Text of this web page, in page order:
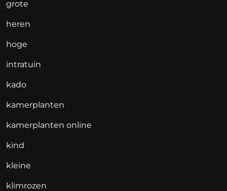
grote
heren
hoge
intratuin
kado
kamerplanten
kamerplanten online
kind
kleine
klimrozen